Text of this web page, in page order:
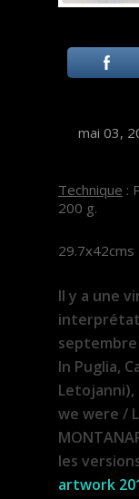
mai 03,
Technique :
200 g.
29.7x42cms
Il y a une
septembre
In Puglia,
we were /
les
artwork